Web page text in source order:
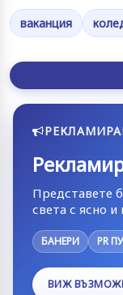
ваканция
Представете
света с ясно
БАНЕРИ PR
ВИЖ